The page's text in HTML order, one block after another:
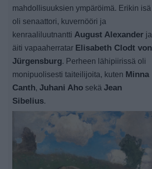
mahdollisuuksien ympäröimä. Erikin isä
oli senaattori, kuvernööri ja
kenraaliluutnantti August Alexander ja
äiti vapaaherratar Elisabeth Clodt von
Jürgensburg. Perheen lähipiirissä oli
monipuolisesti taiteilijoita, kuten Minna
Canth, Juhani Aho sekä Jean
Sibelius.